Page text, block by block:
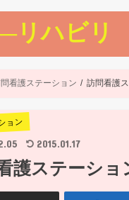
リハビリ
看護ステーション 訪問看護
ョン
2015.01.17
護ステーシ